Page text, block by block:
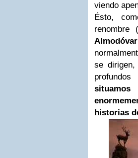
viendo
Ésto,
renombre
Almodóvar
se
historias